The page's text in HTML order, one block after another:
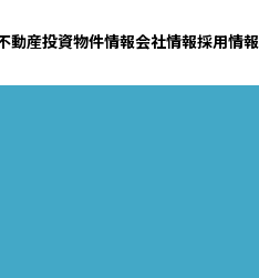
動産投資物件情報会社情報採用情報